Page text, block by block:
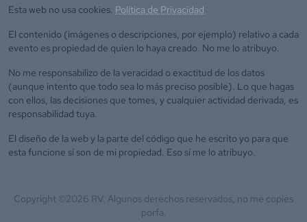
Esta web no usa cookies. Política de Privacidad
El contenido (imágenes o descripciones, por ejemplo) relativo a cada
evento es propiedad de quien lo haya creado. No me lo atribuyo.
No me responsabilizo de la veracidad o exactitud de los datos
(aunque intento que todo sea lo más preciso posible). Lo que hagas
con ellos, las decisiones que tomes, y cualquier actividad derivada, es
responsabilidad tuya.
El diseño de la web y la parte del código que he escrito yo para que
esta funcione sí son de mi propiedad. Eso sí me lo atribuyo.
Copyright ©2026 RV. Algunos derechos reservados, no me copies
porfa.